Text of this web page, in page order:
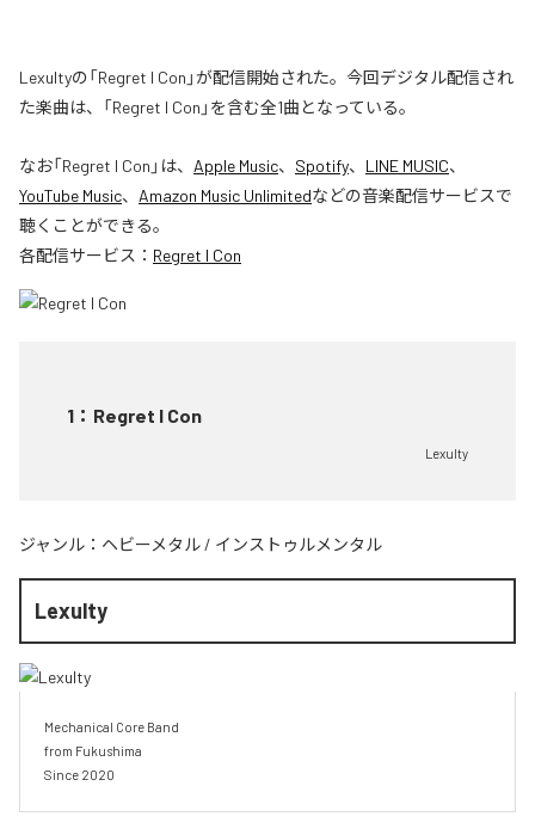
Lexultyの「Regret I Con」が配信開始された。今回デジタル配信され
た楽曲は、「Regret I Con」を含む全1曲となっている。
なお「Regret I Con 」は、 Apple Music、 Spotify、 LINE MUSIC、
YouTube Music、 Amazon Music Unlimitedなどの音楽配信サービスで
聴くことができる。
各配信サービス： Regret I Con
1 ： Regret I Con
Lexulty
ジャンル： ヘビーメタル / インストゥルメンタル
Lexulty
Mechanical Core Band
from Fukushima
Since 2020